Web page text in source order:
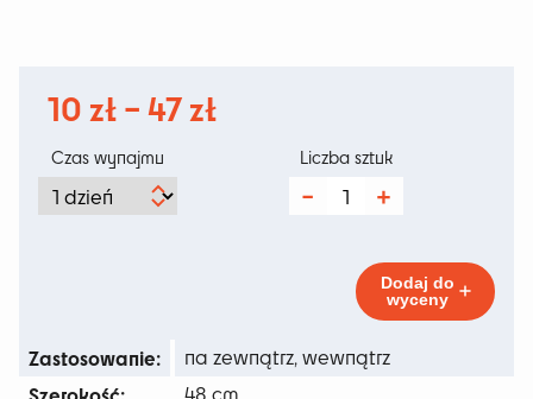
10 zł–47złZakres
Czas wynajmu
ilość
White
Liczba sztuk
Dodaj do
wyceny
Zastosowanie: na zewnątrz, wewnątrz
48 cm